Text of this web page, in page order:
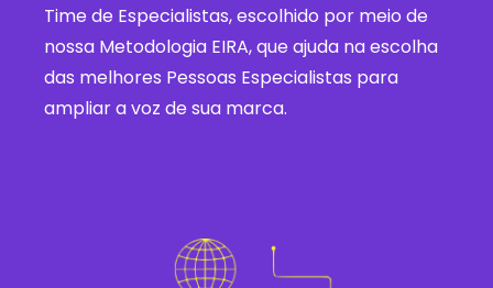
Time de Especialistas, escolhido por meio de
nossa Metodologia EIRA, que ajuda na escolha
das melhores Pessoas Especialistas para
ampliar a voz de sua marca.